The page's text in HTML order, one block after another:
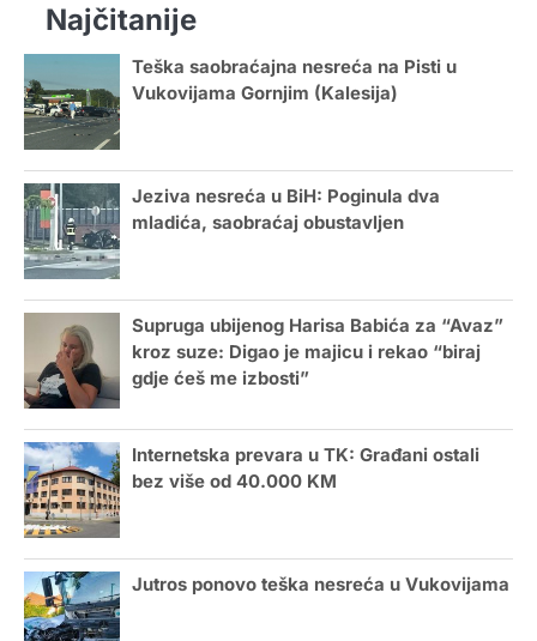
Najčitanije
Teška saobraćajna nesreća na Pisti u
Vukovijama Gornjim (Kalesija)
Jeziva nesreća u BiH: Poginula dva
mladića, saobraćaj obustavljen
Supruga ubijenog Harisa Babića za “Avaz”
kroz suze: Digao je majicu i rekao “biraj
gdje ćeš me izbosti”
Internetska prevara u TK: Građani ostali
bez više od 40.000 KM
Jutros ponovo teška nesreća u Vukovijama